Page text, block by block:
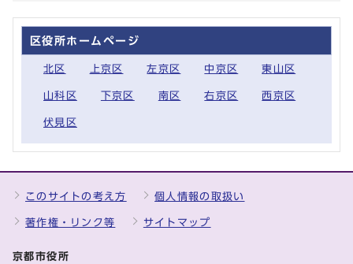
区役所ホームページ
北区 上京区 左京区 中京区 東山区
山科区 下京区 南区 右京区 西京区
伏見区
このサイトの考え方 個人情報の取扱い
著作権・リンク等 サイトマップ
京都市役所